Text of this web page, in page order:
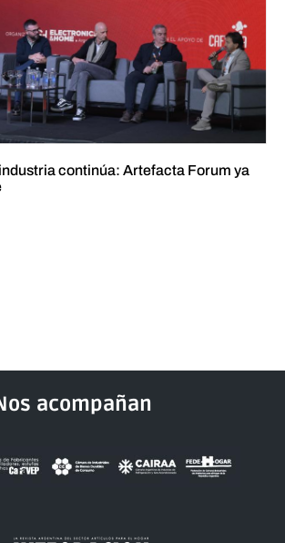
continúa: Artefacta Forum ya
acompañan